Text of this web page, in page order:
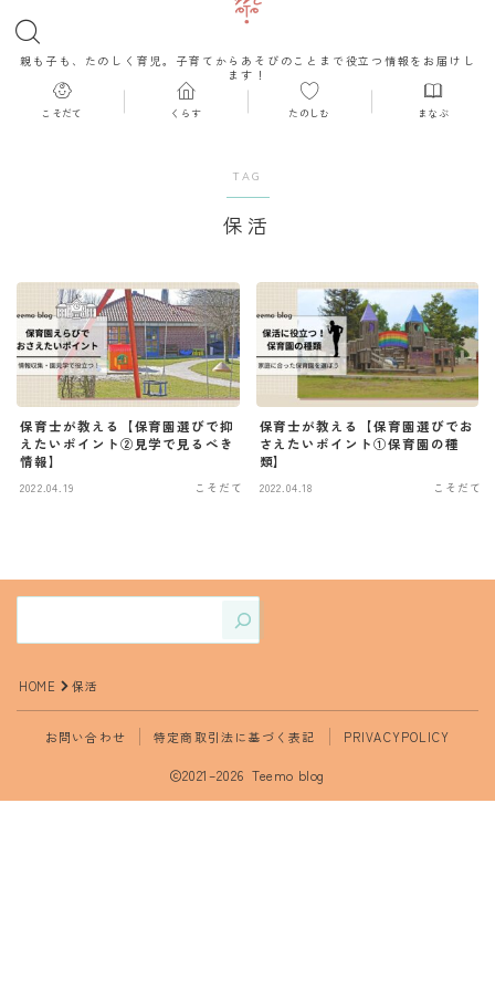
親も子も、たのしく育児。子育てからあそびのことまで役立つ情報をお届けし
ます！
こそだて くらす たのしむ まなぶ
TAG
保活
保育士が教える【保育園選びで抑
えたいポイント②見学で見るべき
情報】
2022.04.19 こそだて
保育士が教える【保育園選びでお
さえたいポイント①保育園の種
類】
2022.04.18 こそだて
HOME 保活
お問い合わせ 特定商取引法に基づく表記 PRIVACYPOLICY
2021–2026 Teemo blog